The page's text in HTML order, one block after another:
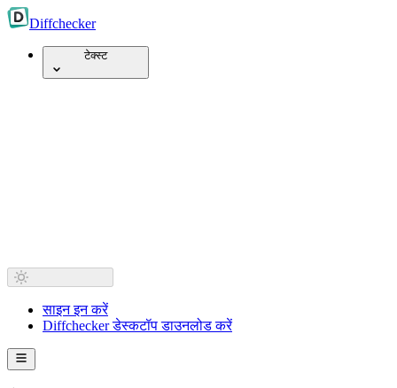
Diffchecker
टेक्स्ट
साइन इन करें
Diffchecker डेस्कटॉप डाउनलोड करें